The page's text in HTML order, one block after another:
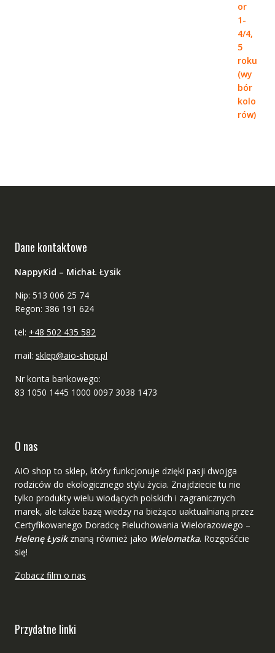
Dane kontaktowe
NappyKid – MichaŁ Łysik
Nip: 513 006 25 74
Regon: 386 191 624
tel: +48 502 435 582
mail: sklep@aio-shop.pl
Nr konta bankowego:
83 1050 1445 1000 0097 3038 1473
O nas
AIO shop to sklep, który funkcjonuje dzięki pasji dwojga
rodziców do ekologicznego stylu życia. Znajdziecie tu nie
tylko produkty wielu wiodących polskich i zagranicznych
marek, ale także bazę wiedzy na bieżąco uaktualnianą przez
Certyfikowanego Doradcę Pieluchowania Wielorazowego –
Helenę Łysikznaną również jako Wielomatka. Rozgośćcie
się!
Zobacz film o nas
Przydatne linki